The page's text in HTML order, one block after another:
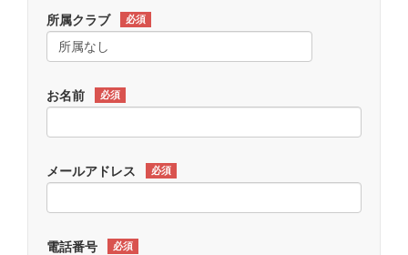
所属クラブ 必須
お名前 必須
メールアドレス 必須
電話番号 必須